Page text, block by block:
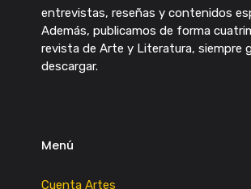
entrevistas, reseñas y contenidos
Además, publicamos de forma
revista de Arte y Literatura, siempre
descargar.
Menú
Cuenta Artes